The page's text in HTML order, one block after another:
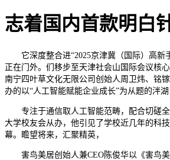
志着国内首款明白
它深度整合进“2025京津冀（国际）高新
正在门外。们移步至天津社会山国际会议核
南宁四叶草文化无限公司创始人周卫炜、铭
办的以“人工智能赋能企业成长”为从题的泮湖
专注于通信取人工智能范畴，配合切磋全
大学校友会从办，他引见了学校近几年的科
幕。瞻望将来，汇聚精英，
害鸟美居创始人兼CEO陈俊华以《害鸟美